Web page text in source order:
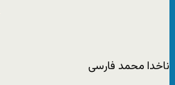
ناخدا محمد فارسی